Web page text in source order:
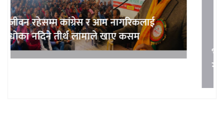
भुम्लु गाउँपालिका शिक्षक संघको अध्यक्षमा
गोबिन्दराज खरेल